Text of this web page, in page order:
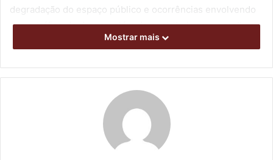
degradação do espaço público e ocorrências envolvendo
uso e tráfico de drogas, além de contribuir para a melhoria
das condições de saúde pública.
Mostrar mais